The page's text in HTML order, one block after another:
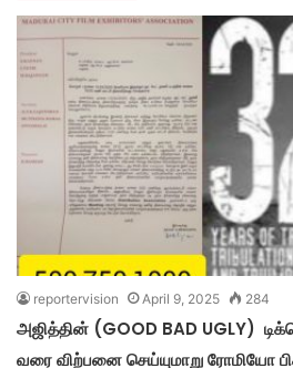
reportervision April 9, 2025 284
அஜித்தின் (GOOD BAD UGLY)
வரை விற்பனை செய்யுமாறு ரோமியோ